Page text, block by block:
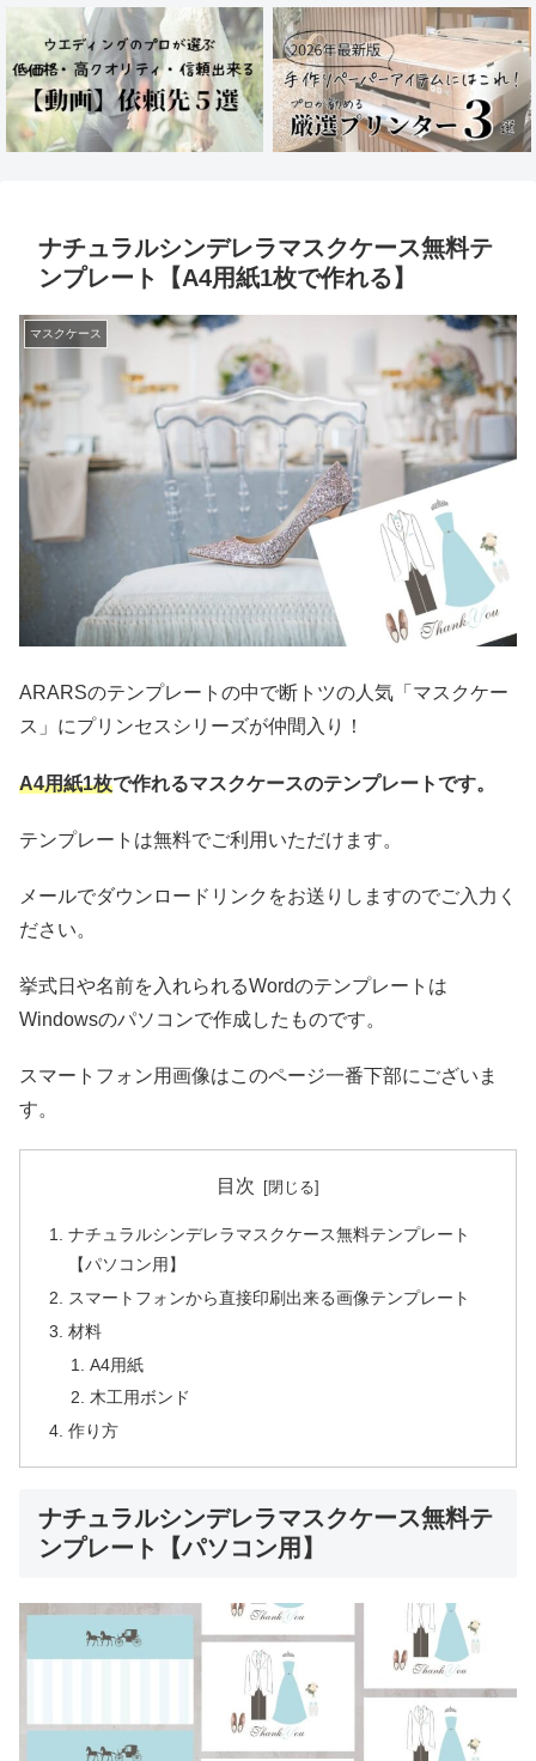
ナチュラルシンデレラマスクケース無料テ
ンプレート【A4用紙1枚で作れる】
マスクケース
ARARSのテンプレートの中で断トツの人気「マスクケー
ス」にプリンセスシリーズが仲間入り！
A4用紙1枚で作れるマスクケースのテンプレートです。
テンプレートは無料でご利用いただけます。
メールでダウンロードリンクをお送りしますのでご入力く
ださい。
挙式日や名前を入れられるWordのテンプレートは
Windowsのパソコンで作成したものです。
スマートフォン用画像はこのページ一番下部にございま
す。
目次
ナチュラルシンデレラマスクケース無料テンプレート
【パソコン用】
スマートフォンから直接印刷出来る画像テンプレート
材料
A4用紙
木工用ボンド
作り方
ナチュラルシンデレラマスクケース無料テ
ンプレート【パソコン用】